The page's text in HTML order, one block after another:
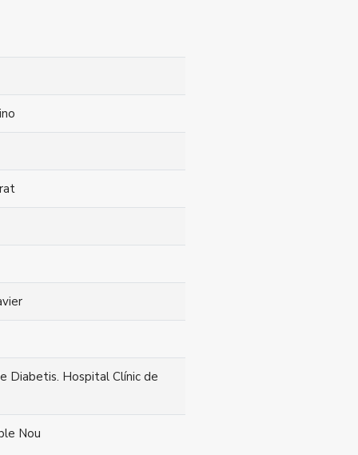
Diabetis. Hospital Clínic de
Nou